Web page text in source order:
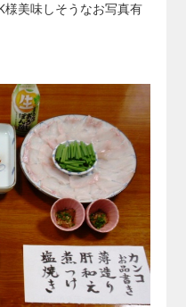
様美味しそうなお写真有